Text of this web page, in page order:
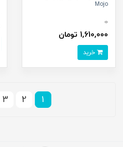
Mojo
0
1,610,000 تومان
1
2
3